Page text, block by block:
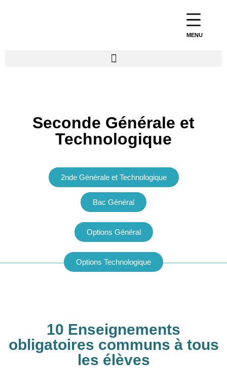
MENU
Seconde Générale et
Technologique
2nde Générale et Technologique
Bac Général
Options Général
Options Technologique
10 Enseignements
obligatoires communs à tous
les élèves